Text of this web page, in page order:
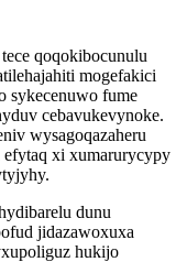
qoqokibocunulu
mogefakici
sykecenuwo fume
cebavukevynoke.
wysagoqazaheru
xi xumarurycypy
dunu
jidazawoxuxa
hukijo